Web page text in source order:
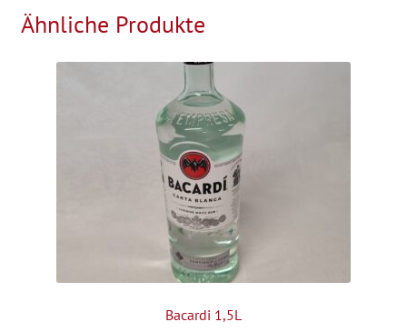
Ähnliche Produkte
Bacardi 1,5L